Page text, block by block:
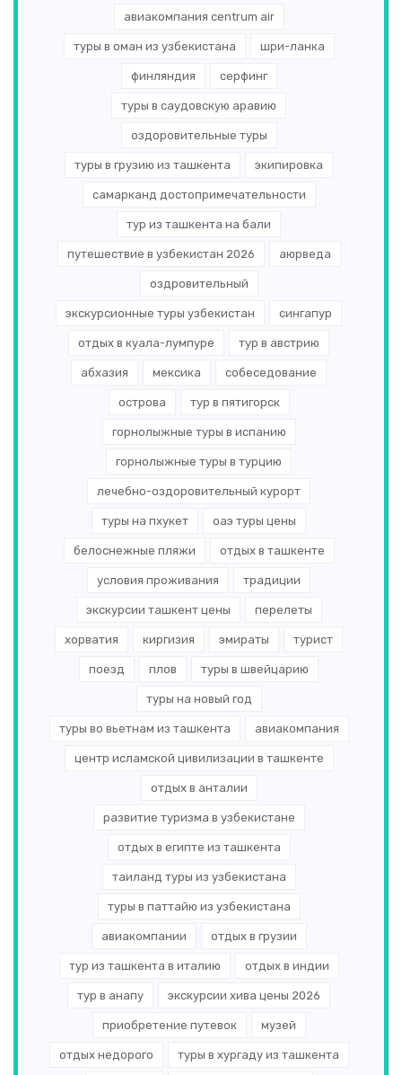
авиакомпания centrum air
туры в оман из узбекистана шри-ланка
финляндия серфинг
туры в саудовскую аравию
оздоровительные туры
туры в грузию из ташкента экипировка
самарканд достопримечательности
тур из ташкента на бали
путешествие в узбекистан 2026 аюрведа
оздровительный
экскурсионные туры узбекистан сингапур
отдых в куала-лумпуре тур в австрию
абхазия мексика собеседование
острова тур в пятигорск
горнолыжные туры в испанию
горнолыжные туры в турцию
лечебно-оздоровительный курорт
туры на пхукет оаэ туры цены
белоснежные пляжи отдых в ташкенте
условия проживания традиции
экскурсии ташкент цены перелеты
хорватия киргизия эмираты турист
поезд плов туры в швейцарию
туры на новый год
туры во вьетнам из ташкента авиакомпания
центр исламской цивилизации в ташкенте
отдых в анталии
развитие туризма в узбекистане
отдых в египте из ташкента
таиланд туры из узбекистана
туры в паттайю из узбекистана
авиакомпании отдых в грузии
тур из ташкента в италию отдых в индии
тур в анапу экскурсии хива цены 2026
приобретение путевок музей
отдых недорого туры в хургаду из ташкента